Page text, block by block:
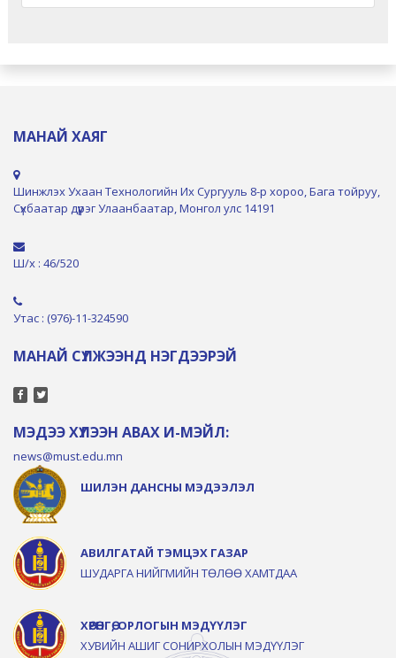
МАНАЙ ХАЯГ
Шинжлэх Ухаан Технологийн Их Сургууль 8-р хороо, Бага тойруу,
Сүхбаатар дүүрэг Улаанбаатар, Монгол улс 14191
Ш/х : 46/520
Утас : (976)-11-324590
МАНАЙ СҮЛЖЭЭНД НЭГДЭЭРЭЙ
МЭДЭЭ ХҮЛЭЭН АВАХ И-МЭЙЛ:
news@must.edu.mn
ШИЛЭН ДАНСНЫ МЭДЭЭЛЭЛ
АВИЛГАТАЙ ТЭМЦЭХ ГАЗАР
ШУДАРГА НИЙГМИЙН ТӨЛӨӨ ХАМТДАА
ХӨРӨНГӨ, ОРЛОГЫН МЭДҮҮЛЭГ
ХУВИЙН АШИГ СОНИРХОЛЫН МЭДҮҮЛЭГ